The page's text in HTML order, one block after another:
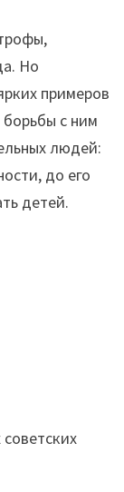
Но
примеров
с ним
людей:
до его
детей.